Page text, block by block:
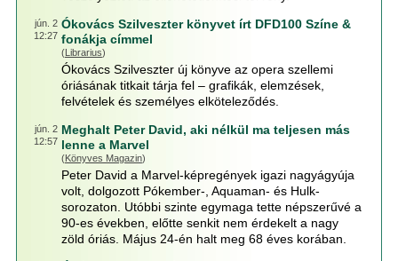
jún. 2
12:27
Ókovács Szilveszter könyvet írt DFD100 Színe &
fonákja címmel
(Librarius)
Ókovács Szilveszter új könyve az opera szellemi
óriásának titkait tárja fel – grafikák, elemzések,
felvételek és személyes elköteleződés.
jún. 2
12:57
Meghalt Peter David, aki nélkül ma teljesen más
lenne a Marvel
(Könyves Magazin)
Peter David a Marvel-képregények igazi nagyágyúja
volt, dolgozott Pókember-, Aquaman- és Hulk-
sorozaton. Utóbbi szinte egymaga tette népszerűvé a
90-es években, előtte senkit nem érdekelt a nagy
zöld óriás. Május 24-én halt meg 68 éves korában.